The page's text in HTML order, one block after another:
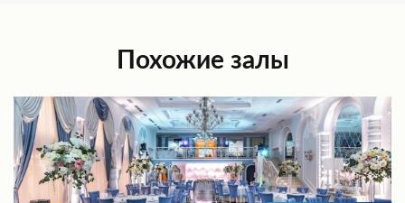
Похожие залы